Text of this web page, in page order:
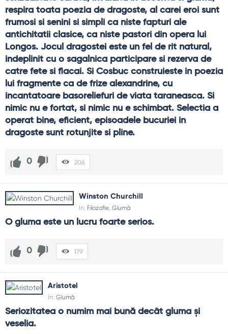
respira toata poezia de dragoste, al carei eroi sunt
frumosi si senini si simpli ca niste fapturi ale
antichitatii clasice, ca niste pastori din opera lui
Longos. Jocul dragostei este un fel de rit natural,
indeplinit cu o sagalnica participare si rezerva de
catre fete si flacai. Si Cosbuc construieste in poezia
lui fragmente ca de frize alexandrine, cu
incantatoare basoreliefuri de viata taraneasca. Si
nimic nu e fortat, si nimic nu e schimbat. Selectia a
operat bine, eficient, episoadele bucuriei in
dragoste sunt rotunjite si pline.
0 206
Winston Churchill
In: Filozofie Glumă
O gluma este un lucru foarte serios.
0 179
Aristotel
In: Glumă
Seriozitatea o numim mai bună decât gluma şi
veselia.